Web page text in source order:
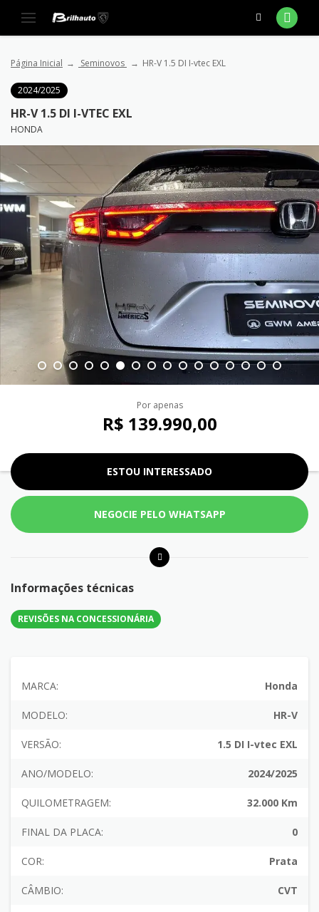
Página Inicial Seminovos HR-V 1.5 DI I-vtec EXL
2024/2025
HR-V 1.5 DI I-VTEC EXL
HONDA
Por apenas
R$ 139.990,00
ESTOU INTERESSADO
NEGOCIE PELO WHATSAPP
Informações técnicas
REVISÕES NA CONCESSIONÁRIA
MARCA: Honda
MODELO: HR-V
VERSÃO: 1.5 DI I-vtec EXL
ANO/MODELO: 2024/2025
QUILOMETRAGEM: 32.000 Km
FINAL DA PLACA: 0
COR: Prata
CÂMBIO: CVT